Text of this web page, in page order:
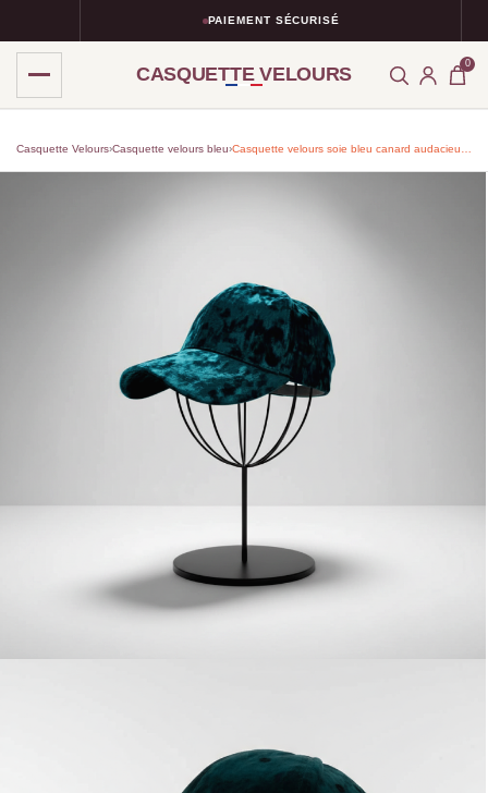
PAIEMENT SÉCURISÉ
CASQUETTE VELOURS 0
Casquette Velours›Casquette velours bleu›